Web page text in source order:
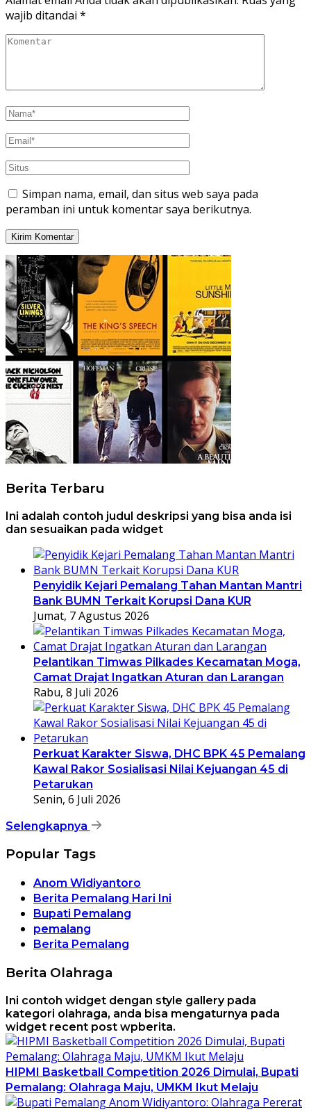
wajib ditandai *
Simpan nama, email, dan situs web saya pada
peramban ini untuk komentar saya berikutnya.
Berita Terbaru
Ini adalah contoh judul deskripsi yang bisa anda isi
dan sesuaikan pada widget
Penyidik Kejari Pemalang Tahan Mantan Mantri
Bank BUMN Terkait Korupsi Dana KUR
Jumat, 7 Agustus 2026
Pelantikan Timwas Pilkades Kecamatan Moga,
Camat Drajat Ingatkan Aturan dan Larangan
Rabu, 8 Juli 2026
Perkuat Karakter Siswa, DHC BPK 45 Pemalang
Kawal Rakor Sosialisasi Nilai Kejuangan 45 di
Petarukan
Senin, 6 Juli 2026
Selengkapnya
Popular Tags
Anom Widiyantoro
Berita Pemalang Hari Ini
Bupati Pemalang
pemalang
Berita Pemalang
Berita Olahraga
Ini contoh widget dengan style gallery pada
kategori olahraga, anda bisa mengaturnya pada
widget recent post wpberita.
HIPMI Basketball Competition 2026 Dimulai, Bupati
Pemalang: Olahraga Maju, UMKM Ikut Melaju